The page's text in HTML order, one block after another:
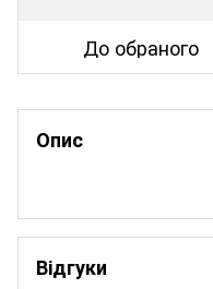
До обраного
Опис
Відгуки